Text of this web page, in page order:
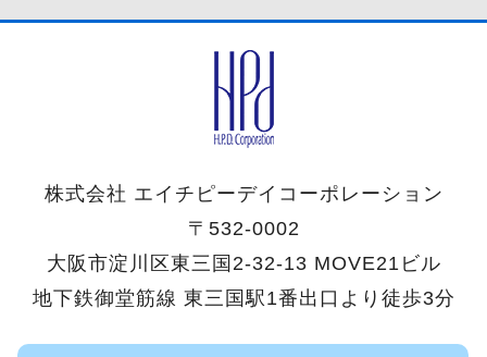
株式会社 エイチピーデイコーポレーション
〒532-0002
大阪市淀川区東三国2-32-13 MOVE21ビル
地下鉄御堂筋線 東三国駅1番出口より徒歩3分